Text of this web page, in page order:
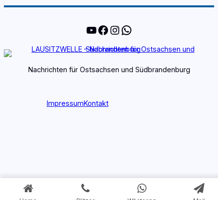
YouTube
Facebook
Instagram
WhatsApp
Nachrichten für Ostsachsen und Südbrandenburg
ImpressumKontakt